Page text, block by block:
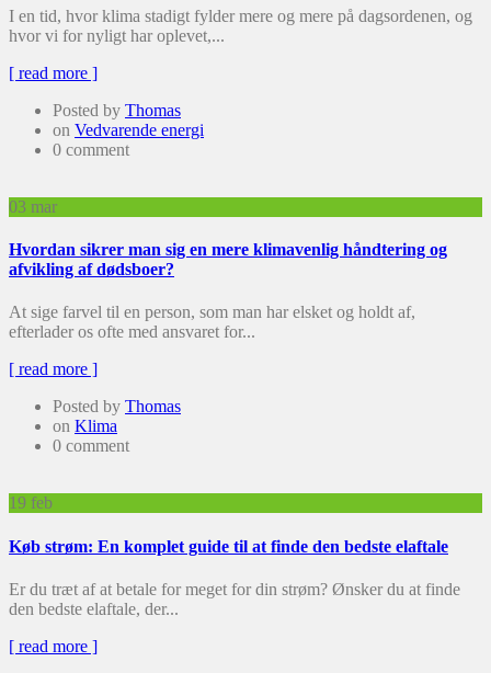
I en tid, hvor klima stadigt fylder mere og mere på dagsordenen, og
hvor vi for nyligt har oplevet,...
[ read more ]
Posted by Thomas
on Vedvarende energi
0 comment
03 mar
Hvordan sikrer man sig en mere klimavenlig håndtering og
afvikling af dødsboer?
At sige farvel til en person, som man har elsket og holdt af,
efterlader os ofte med ansvaret for...
[ read more ]
Posted by Thomas
on Klima
0 comment
19 feb
Køb strøm: En komplet guide til at finde den bedste elaftale
Er du træt af at betale for meget for din strøm? Ønsker du at finde
den bedste elaftale, der...
[ read more ]